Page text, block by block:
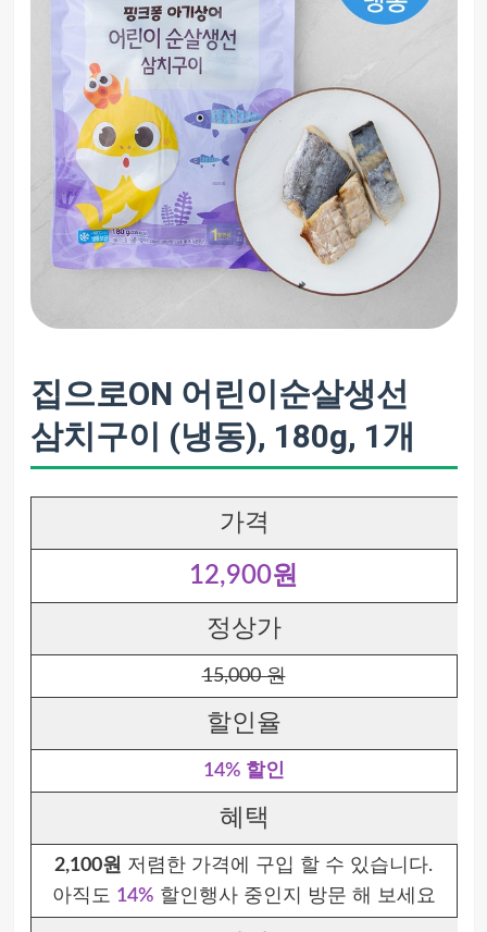
집으로ON 어린이순살생선
삼치구이 (냉동), 180g, 1개
가격
12,900원
정상가
15,000 원
할인율
14% 할인
혜택
2,100원 저렴한 가격에 구입 할 수 있습니다.
아직도 14% 할인행사 중인지 방문 해 보세요